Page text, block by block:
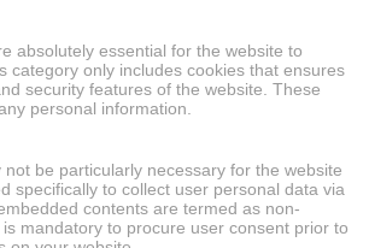
absolutely essential for the website to
category only includes cookies that ensures
security features of the website. These
personal information.
be particularly necessary for the website
specifically to collect user personal data via
contents are termed as non-
mandatory to procure user consent prior to